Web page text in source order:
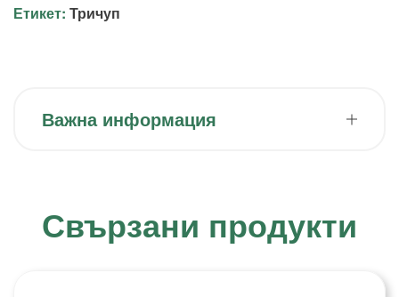
Етикет: Тричуп
Важна информация
Свързани продукти